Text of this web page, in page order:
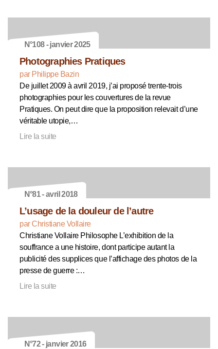
N°108 - janvier 2025
Photographies Pratiques
par Philippe Bazin
De juillet 2009 à avril 2019, j’ai proposé trente-trois
photographies pour les couvertures de la revue
Pratiques. On peut dire que la proposition relevait d’une
véritable utopie,…
Lire la suite
N°81 - avril 2018
L’usage de la douleur de l’autre
par Christiane Vollaire
Christiane Vollaire Philosophe L’exhibition de la
souffrance a une histoire, dont participe autant la
publicité des supplices que l’affichage des photos de la
presse de guerre :…
Lire la suite
N°72 - janvier 2016